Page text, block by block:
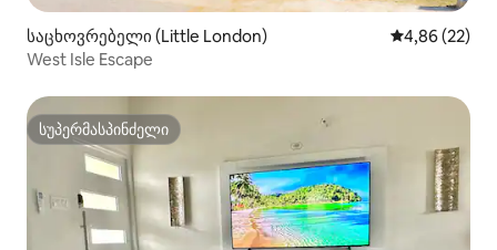
საცხოვრებელი (Little London) საშუალო
4,86 (22)
West Isle Escape
სუპერმასპინძელი
სუპერმასპინძელი